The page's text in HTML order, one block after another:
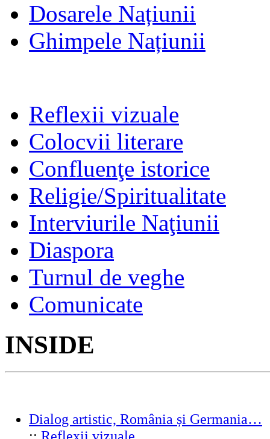
Dosarele Națiunii
Ghimpele Națiunii
Reflexii vizuale
Colocvii literare
Confluenţe istorice
Religie/Spiritualitate
Interviurile Naţiunii
Diaspora
Turnul de veghe
Comunicate
INSIDE
Dialog artistic, România și Germania…
:: Reflexii vizuale